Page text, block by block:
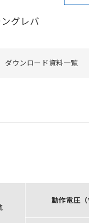
グレバ
ダウンロード資料一覧
動作電圧（